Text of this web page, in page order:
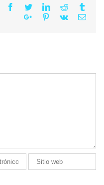
Facebook
TwitterLinkedinReddit
Google+Pinterest
Vk Email